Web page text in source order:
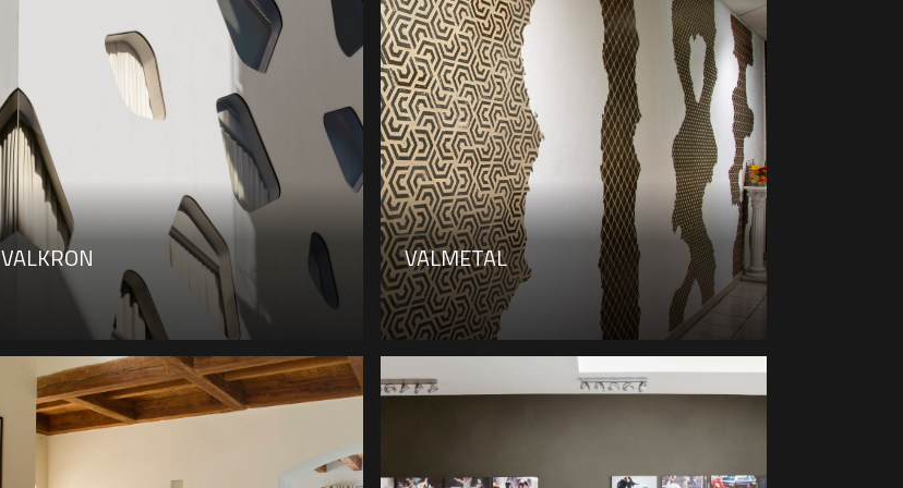
VALKRON VALMETAL